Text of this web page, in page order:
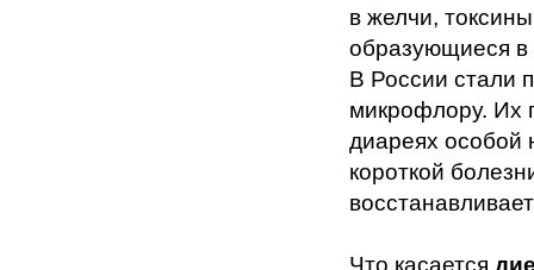
в желчи,
образующиеся в
В России стали
микрофлору. Их
диареях особой
короткой
Что касается